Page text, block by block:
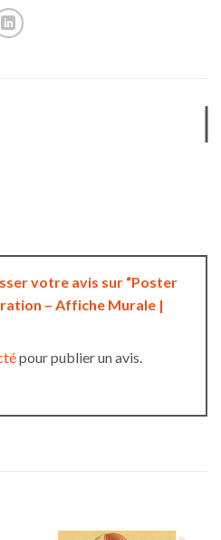
votre avis sur “Poster
– Affiche Murale |
pour publier un avis.